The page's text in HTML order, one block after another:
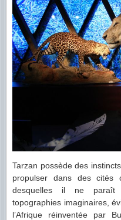
Tarzan possède des
propulser dans des cités
desquelles il ne paraît
topographies imaginaires,
l’Afrique réinventée par